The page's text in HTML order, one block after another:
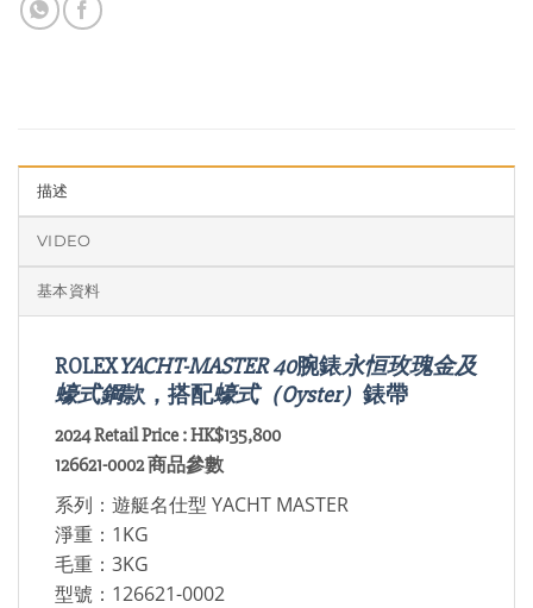
描述
VIDEO
基本資料
ROLEXYACHT-MASTER 40腕錶永恒玫瑰金及
蠔式鋼款，搭配蠔式（Oyster） 錶帶
2024 Retail Price : HK$135,800
126621-0002 商品參數
系列：遊艇名仕型 YACHT MASTER
淨重：1KG
毛重：3KG
型號：126621-0002